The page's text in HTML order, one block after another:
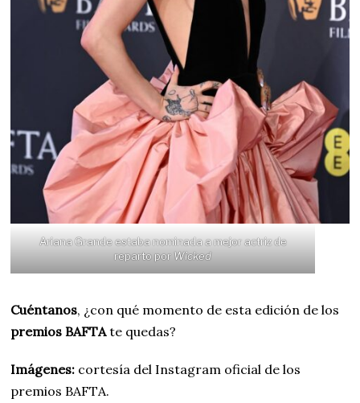
Ariana Grande estaba nominada a mejor actriz de
reparto por Wicked
Cuéntanos, ¿con qué momento de esta edición de los
premios BAFTAte quedas?
Imágenes: cortesía del Instagram oficial de los
premios BAFTA.